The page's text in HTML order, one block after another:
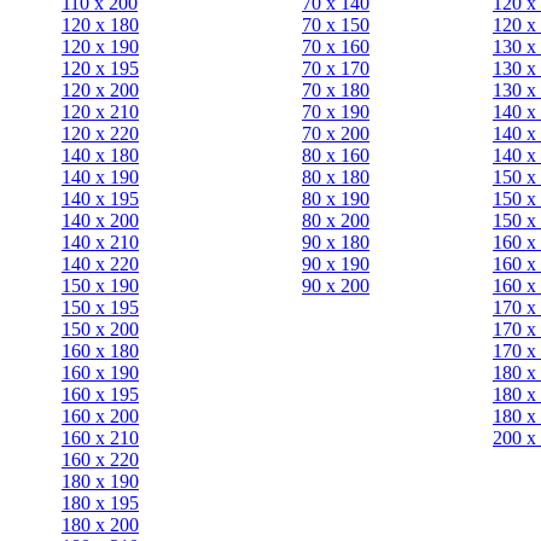
120 x 180
120 х 190
120 х 195
120 х 200
120 x 210
120 x 220
140 x 180
140 х 190
140 х 195
140 х 200
140 x 210
140 x 220
150 х 190
150 х 195
150 х 200
160 x 180
160 х 190
160 х 195
160 х 200
160 x 210
160 x 220
180 х 190
180 х 195
180 х 200
70 х 150
70 х 160
70 х 170
70 х 180
70 х 190
70 х 200
80 х 160
80 х 180
80 x 190
80 x 200
90 х 180
90 x 190
90 x 200
120 х
130 х
130 х
130 х
140 х
140 х
140 х
150 х
150 х
150 х
160 х
160 х
160 х
170 х
170 х
170 х
180 х
180 х
180 х
200 x